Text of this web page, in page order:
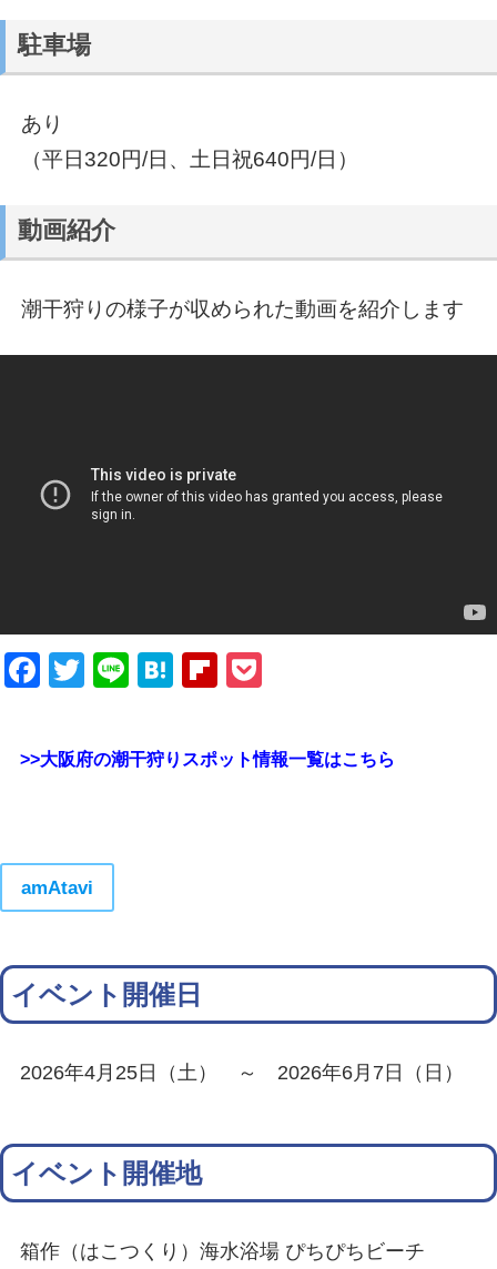
駐車場
あり
（平日320円/日、土日祝640円/日）
動画紹介
潮干狩りの様子が収められた動画を紹介します
Facebook
Twitter
LineHatenaFlipboard
>>大阪府の潮干狩りスポット情報一覧はこちら
amAtavi
イベント開催日
2026年4月25日（土） ～ 2026年6月7日（日）
イベント開催地
箱作（はこつくり）海水浴場 ぴちぴちビーチ